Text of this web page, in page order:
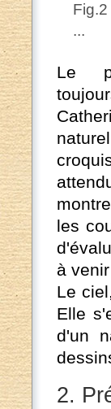
...
Le
les
à
Le
Elle
d'un
2.